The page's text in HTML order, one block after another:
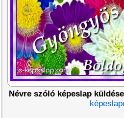
Névre szóló képeslap